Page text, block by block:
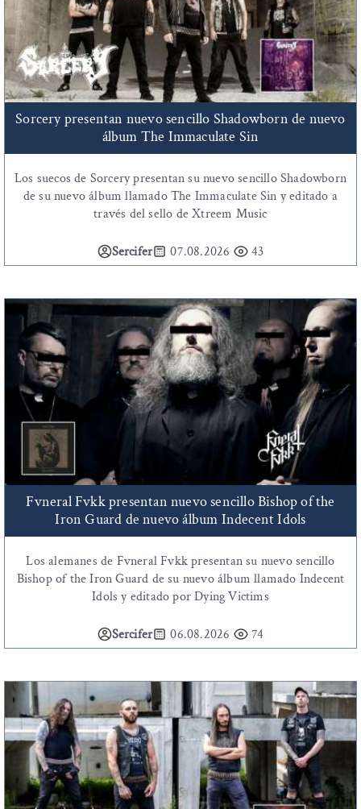
Sorcery presentan nuevo sencillo Shadowborn de nuevo
álbum The Immaculate Sin
Los suecos de Sorcery presentan su nuevo sencillo Shadowborn
de su nuevo álbum llamado The Immaculate Sin y editado a
través del sello de Xtreem Music
Sercifer 07.08.2026 43
Fvneral Fvkk presentan nuevo sencillo Bishop of the
Iron Guard de nuevo álbum Indecent Idols
Los alemanes de Fvneral Fvkk presentan su nuevo sencillo
Bishop of the Iron Guard de su nuevo álbum llamado Indecent
Idols y editado por Dying Victims
Sercifer 06.08.2026 74